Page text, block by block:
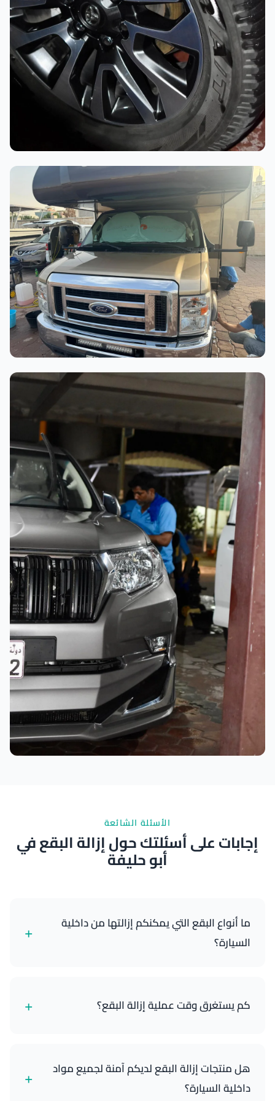
أثناء العمل
عملية الغسيل
الأسئلة الشائعة
إجابات على أسئلتك حول إزالة البقع في
أبو حليفة
ما أنواع البقع التي يمكنكم إزالتها من داخلية
السيارة؟
+
والزيت والشحوم والمكياج والدم وبقع الحيوانات الأليفة
كم يستغرق وقت عملية إزالة البقع؟ +
عدد وحجم وشدة البقع. نعمل بكفاءة مع ضمان
المعالجة الشاملة ووقت التجفيف المناسب للحصول على
أفضل النتائج.
هل منتجات إزالة البقع لديكم آمنة لجميع مواد
داخلية السيارة؟
+